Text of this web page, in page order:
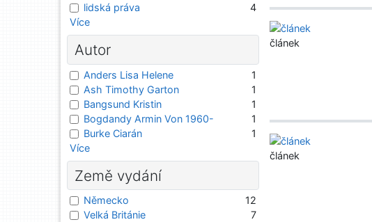
článek
článek
lidská práva
4
Více
Autor
Anders Lisa Helene
1
Ash Timothy Garton
1
Bangsund Kristin
1
Bogdandy Armin Von 1960-
1
Burke Ciarán
1
Více
Země vydání
Německo
12
Velká Británie
7